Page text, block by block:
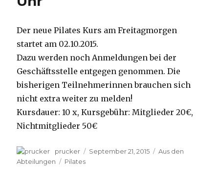
Der neue Pilates Kurs am Freitagmorgen
startet am 02.10.2015.
Dazu werden noch Anmeldungen bei der
Geschäftsstelle entgegen genommen. Die
bisherigen Teilnehmerinnen brauchen sich
nicht extra weiter zu melden!
Kursdauer: 10 x, Kursgebühr: Mitglieder 20€,
Nichtmitglieder 50€
Autor
prucker
Veröffentlicht
September 21, 2015 Kategorien
Aus den
Abteilungen
Schlagwörter
Pilates